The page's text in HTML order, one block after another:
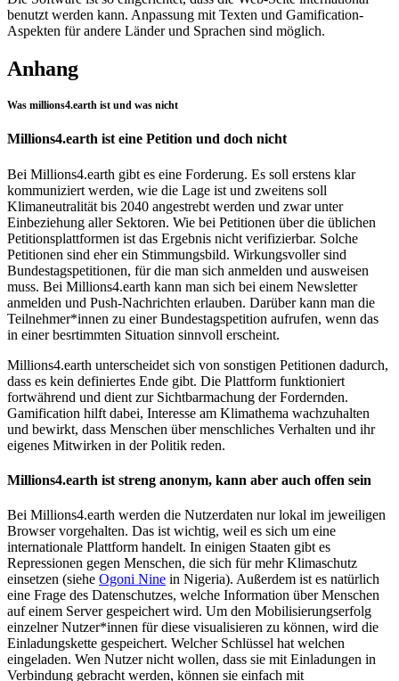
benutzt werden kann. Anpassung mit Texten und Gamification-
Aspekten für andere Länder und Sprachen sind möglich.
Anhang
Was millions4.earth ist und was nicht
Millions4.earth ist eine Petition und doch nicht
Bei Millions4.earth gibt es eine Forderung. Es soll erstens klar
kommuniziert werden, wie die Lage ist und zweitens soll
Klimaneutralität bis 2040 angestrebt werden und zwar unter
Einbeziehung aller Sektoren. Wie bei Petitionen über die üblichen
Petitionsplattformen ist das Ergebnis nicht verifizierbar. Solche
Petitionen sind eher ein Stimmungsbild. Wirkungsvoller sind
Bundestagspetitionen, für die man sich anmelden und ausweisen
muss. Bei Millions4.earth kann man sich bei einem Newsletter
anmelden und Push-Nachrichten erlauben. Darüber kann man die
Teilnehmer*innen zu einer Bundestagspetition aufrufen, wenn das
in einer besrtimmten Situation sinnvoll erscheint.
Millions4.earth unterscheidet sich von sonstigen Petitionen dadurch,
dass es kein definiertes Ende gibt. Die Plattform funktioniert
fortwährend und dient zur Sichtbarmachung der Fordernden.
Gamification hilft dabei, Interesse am Klimathema wachzuhalten
und bewirkt, dass Menschen über menschliches Verhalten und ihr
eigenes Mitwirken in der Politik reden.
Millions4.earth ist streng anonym, kann aber auch offen sein
Bei Millions4.earth werden die Nutzerdaten nur lokal im jeweiligen
Browser vorgehalten. Das ist wichtig, weil es sich um eine
internationale Plattform handelt. In einigen Staaten gibt es
Repressionen gegen Menschen, die sich für mehr Klimaschutz
einsetzen (siehe Ogoni Nine in Nigeria). Außerdem ist es natürlich
eine Frage des Datenschutzes, welche Information über Menschen
auf einem Server gespeichert wird. Um den Mobilisierungserfolg
einzelner Nutzer*innen für diese visualisieren zu können, wird die
Einladungskette gespeichert. Welcher Schlüssel hat welchen
eingeladen. Wen Nutzer nicht wollen, dass sie mit Einladungen in
Verbindung gebracht werden, können sie einfach mit